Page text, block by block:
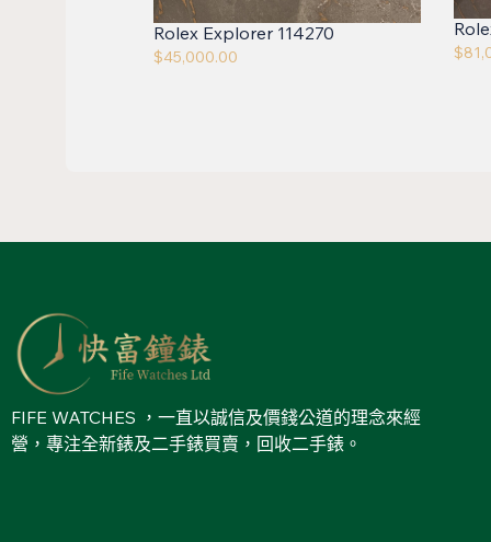
Rolex Explorer 114270
$45,000.00 $
FIFE WATCHES ，一直以誠信及價錢公道的理念來經
營，專注全新錶及二手錶買賣，回收二手錶。